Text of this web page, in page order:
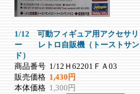
1/12 可動フィギュア用アクセサリ
ー レトロ自販機（トーストサン
ド）
商品番号 1/12Ｈ62201ＦＡ03
販売価格 1,430円
本体価格 1,300円